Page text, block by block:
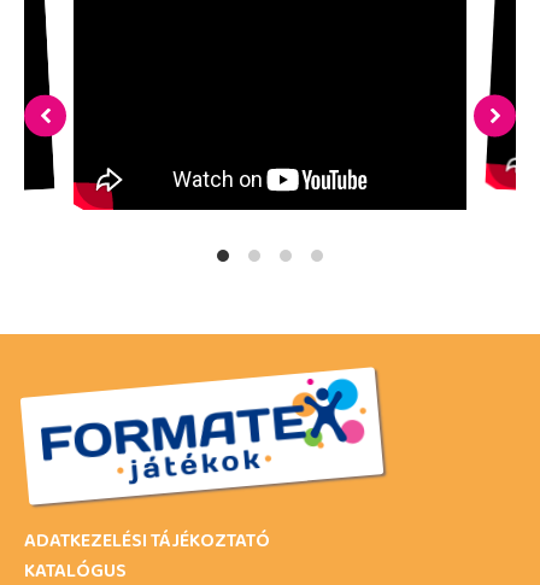
ADATKEZELÉSI TÁJÉKOZTATÓ
KATALÓGUS